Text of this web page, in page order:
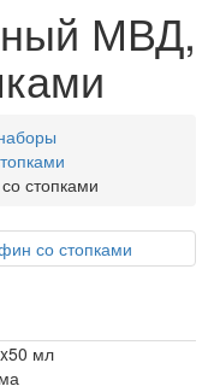
МВД,
стопками
мл